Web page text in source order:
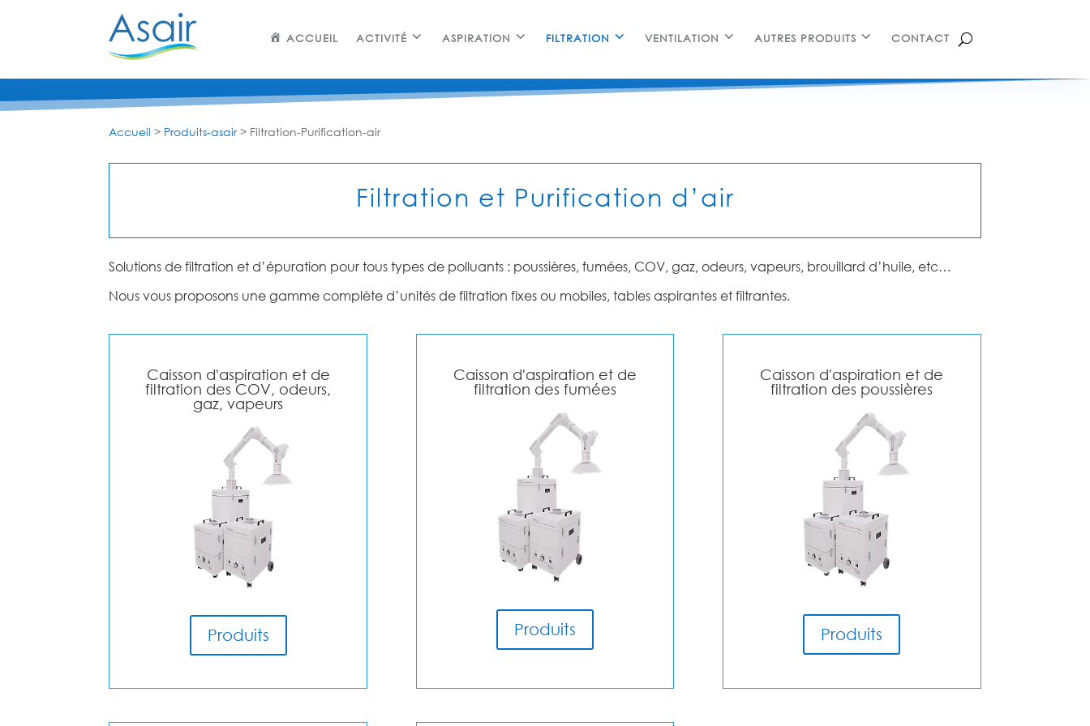
ACCUEIL ACTIVITÉ ASPIRATION FILTRATION VENTILATION AUTRES PRODUITS CONTACT
Accueil > Produits-asair> Filtration-Purification-air
Filtration et Purification d’air
Solutions de filtration et d’épuration pour tous types de polluants : poussières, fumées, COV, gaz, odeurs, vapeurs, brouillard d’huile, etc…
Nous vous proposons une gamme complète d’unités de filtration fixes ou mobiles, tables aspirantes et filtrantes.
Caisson d'aspiration et de
filtration des COV, odeurs,
gaz, vapeurs
Produits
Caisson d'aspiration et de
filtration des fumées
Produits
Caisson d'aspiration et de
filtration des poussières
Produits